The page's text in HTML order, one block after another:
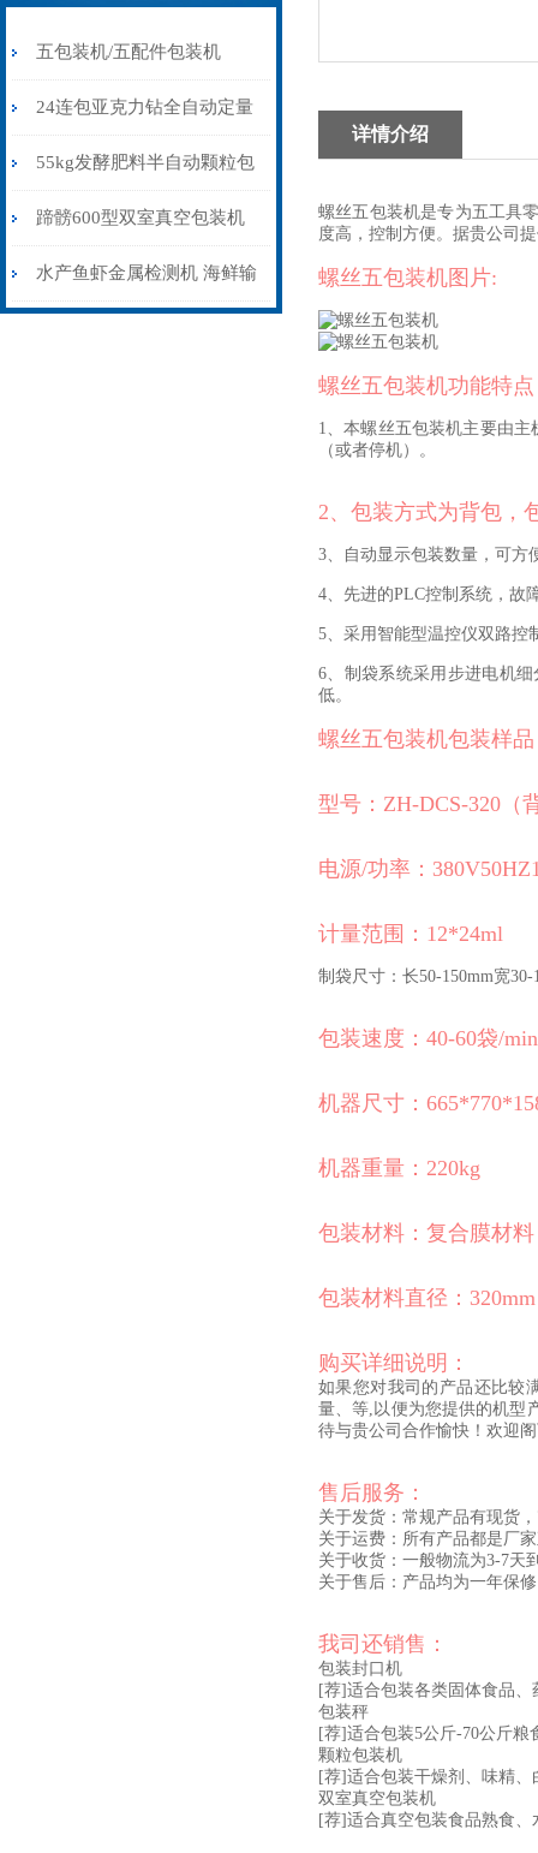
五包装机/五配件包装机
24连包亚克力钻全自动定量
包装机高精度不漏料厂家
55kg发酵肥料半自动颗粒包
装机称重式价格
蹄髈600型双室真空包装机
保鲜防腐厂家价格
水产鱼虾金属检测机 海鲜输
详情介绍
螺丝五包装机是专为五工具
度高，控制方便。据贵公司
螺丝五包装机图片:
螺丝五包装机功能特
1、本螺丝五包装机主要由
（或者停机）。
2、包装方式为背包，
3、自动显示包装数量，可方
4、先进的PLC控制系统，故
5、采用智能型温控仪双路控
6、制袋系统采用步进电机
低。
螺丝五包装机包装样
型号：ZH-DCS-320（
电源/功率：
计量范围：12*24ml
制袋尺寸：长50-150mm宽30-
包装速度：40-60袋/min
机器尺寸：
机器重量：220kg
包装材料：复合膜材料
包装材料直径：320mm
购买详细说明：
如果您对我司的产品还比较
量、等,以便为您提供的机型
待与贵公司合作愉快！欢迎
售后服务：
关于发货：常规产品有现货
关于运费：所有产品都是厂
关于收货：一般物流为3-7天
关于售后：产品均为一年保
我司还销售：
包装封口机
[荐]适合包装各类固体食品
包装秤
[荐]适合包装5公斤-70公斤
颗粒包装机
[荐]适合包装干燥剂、味精
双室真空包装机
[荐]适合真空包装食品熟食